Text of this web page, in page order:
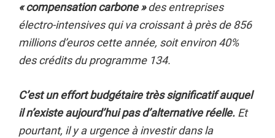
« compensation carbone »des entreprises
électro-intensives qui va croissant à près de 856
millions d’euros cette année, soit environ 40%
des crédits du programme 134.
C’est un effort budgétaire très significatif auquel
il n’existe aujourd’hui pas d’alternative réelle. Et
pourtant, il y a urgence à investir dans la